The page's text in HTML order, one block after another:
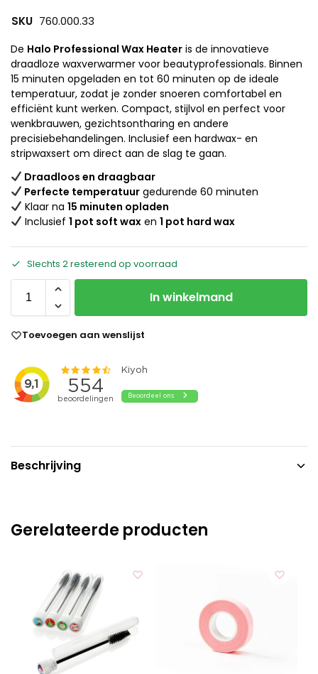
SKU 760.000.33
De Halo Professional Wax Heater is de innovatieve
draadloze waxverwarmer voor beautyprofessionals. Binnen
15 minuten opgeladen en tot 60 minuten op de ideale
temperatuur, zodat je zonder snoeren comfortabel en
efficiënt kunt werken. Compact, stijlvol en perfect voor
wenkbrauwen, gezichtsontharing en andere
precisiebehandelingen. Inclusief een hardwax- en
stripwaxsert om direct aan de slag te gaan.
Draadloos en draagbaar
Perfecte temperatuurgedurende 60 minuten
Klaar na 15 minuten opladen
Inclusief 1 pot soft waxen 1 pot hard wax
Slechts 2 resterend op voorraad
In winkelmand
Toevoegen aan wenslijst
Beschrijving
Gerelateerde producten